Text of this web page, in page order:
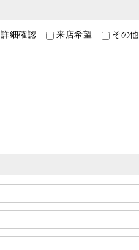
詳細確認 来店希望 その他